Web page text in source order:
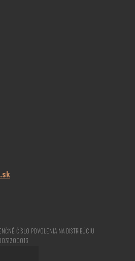
ČÍSLO POVOLENIA NA DISTRIBÚCIU